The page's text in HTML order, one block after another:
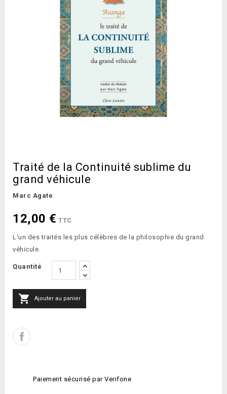
Traité de la Continuité sublime du
grand véhicule
Marc Agate
12,00 € TTC
L'un des traités les plus célèbres de la philosophie du grand
véhicule.
Quantité
 Ajouter au panier
Paiement sécurisé par Verifone